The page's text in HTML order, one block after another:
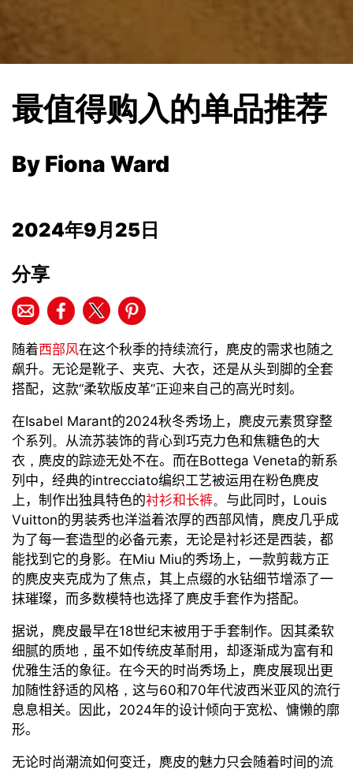
最值得购入的单品推荐
By Fiona Ward
2024年9月25日
分享
随着西部风在这个秋季的持续流行，麂皮的需求也随之
飙升。无论是靴子、夹克、大衣，还是从头到脚的全套
搭配，这款“柔软版皮革”正迎来自己的高光时刻。
在Isabel Marant的2024秋冬秀场上，麂皮元素贯穿整
个系列 。 从流苏装饰的背心到巧克力色和焦糖色的大
衣 ， 麂皮的踪迹无处不在。而在Bottega Veneta的新系
列中，经典的intrecciato编织工艺被运用在粉色麂皮
上，制作出独具特色的衬衫和长裤。 与此同时， Louis
Vuitton的男装秀也洋溢着浓厚的西部风情， 麂皮几乎成
为了每一套造型的必备元素，无论是衬衫还是西装，都
能找到它的身影。 在Miu Miu的秀场上， 一款剪裁方正
的麂皮夹克成为了焦点，其上点缀的水钻细节增添了一
抹璀璨，而多数模特也选择了麂皮手套作为搭配。
据说，麂皮最早在18世纪末被用于手套制作。 因其柔软
细腻的质地 ， 虽不如传统皮革耐用， 却逐渐成为富有和
优雅生活的象征。在今天的时尚秀场上，麂皮展现出更
加 随性舒适的风格 ， 这与60和70年代波西米亚风的流行
息息相关。因此， 2024年的设计倾向于宽松、慵懒的廓
形。
无论时尚潮流如何变迁，麂皮的魅力只会随着时间的流